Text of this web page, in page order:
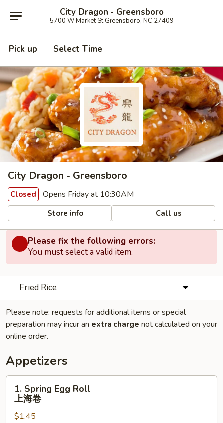
City Dragon - Greensboro
5700 W Market St Greensboro, NC 27409
Pick up Select Time
City Dragon - Greensboro
Closed Opens Friday at 10:30AM
Store info Call us
Please fix the following errors:
You must select a valid item.
Fried Rice
Please note: requests for additional items or special
preparation may incur an extra charge not calculated on your
online order.
Appetizers
Spring
Egg
Roll
1. Spring Egg Roll
上海卷
$1.45